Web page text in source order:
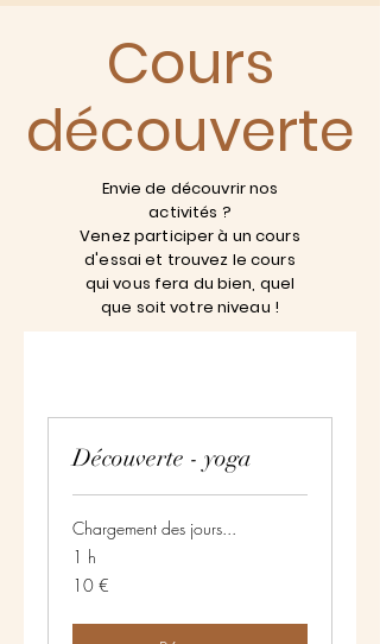
Cours
découverte
Envie de découvrir nos
activités ?
Venez participer à un cours
d'essai et trouvez le cours
qui vous fera du bien, quel
que soit votre niveau !
Découverte - yoga
Chargement des jours...
1 h
10
euros
10 €